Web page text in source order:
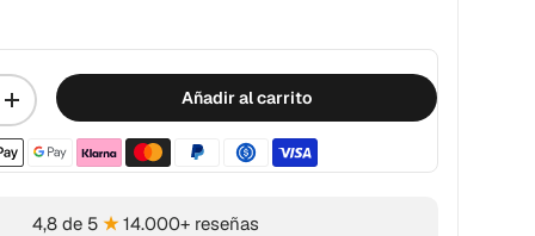
+ Añadir al carrito
Métodos de pago aceptados
4,8 de 5★14.000+ reseñas